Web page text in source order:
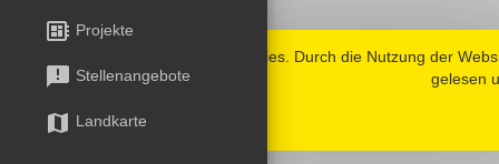
developer_board Projekte
announcement Stellenangebote
map Landkarte
Diese Website verwendet Cookies. Durch die Nutzung der
gelesen